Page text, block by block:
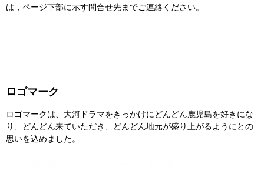
は，ページ下部に示す問合せ先までご連絡ください。
ロゴマーク
ロゴマークは、大河ドラマをきっかけにどんどん鹿児島を好きにな
り、どんどん来ていただき、どんどん地元が盛り上がるようにとの
思いを込めました。